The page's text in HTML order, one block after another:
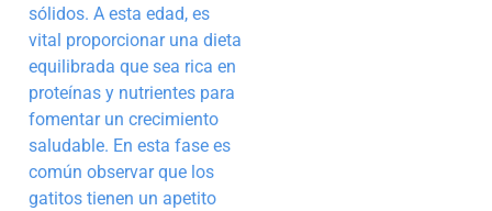
sólidos. A esta edad, es
vital proporcionar una dieta
equilibrada que sea rica en
proteínas y nutrientes para
fomentar un crecimiento
saludable. En esta fase es
común observar que los
gatitos tienen un apetito